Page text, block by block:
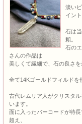
淡い
イン
石は
頼。
石の
さんの作品は
美しくて繊細で、石の良さ
全て14Kゴールドフィルドを
古代レムリア人がクリスタ
います。
面に入ったバーコードが特
超え、